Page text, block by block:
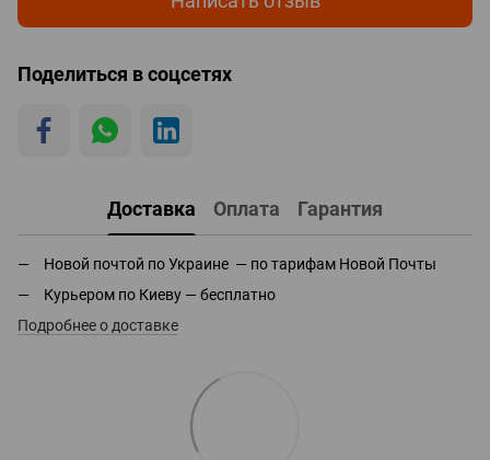
Поделиться в соцсетях
Доставка Оплата Гарантия
Новой почтой по Украине — по тарифам Новой Почты
Курьером по Киеву — бесплатно
Подробнее о доставке